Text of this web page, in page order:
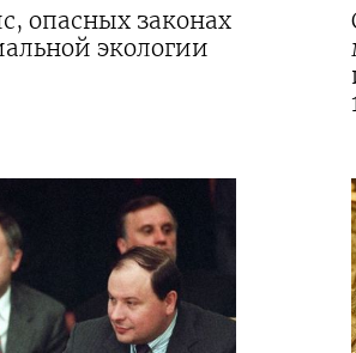
опасных законах
экологии